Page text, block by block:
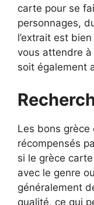
carte pour se
personnages,
l’extrait est
vous attendre
soit également
Les bons
récompensés
si le grèce
avec le genre
généralement
qualité, ce qui